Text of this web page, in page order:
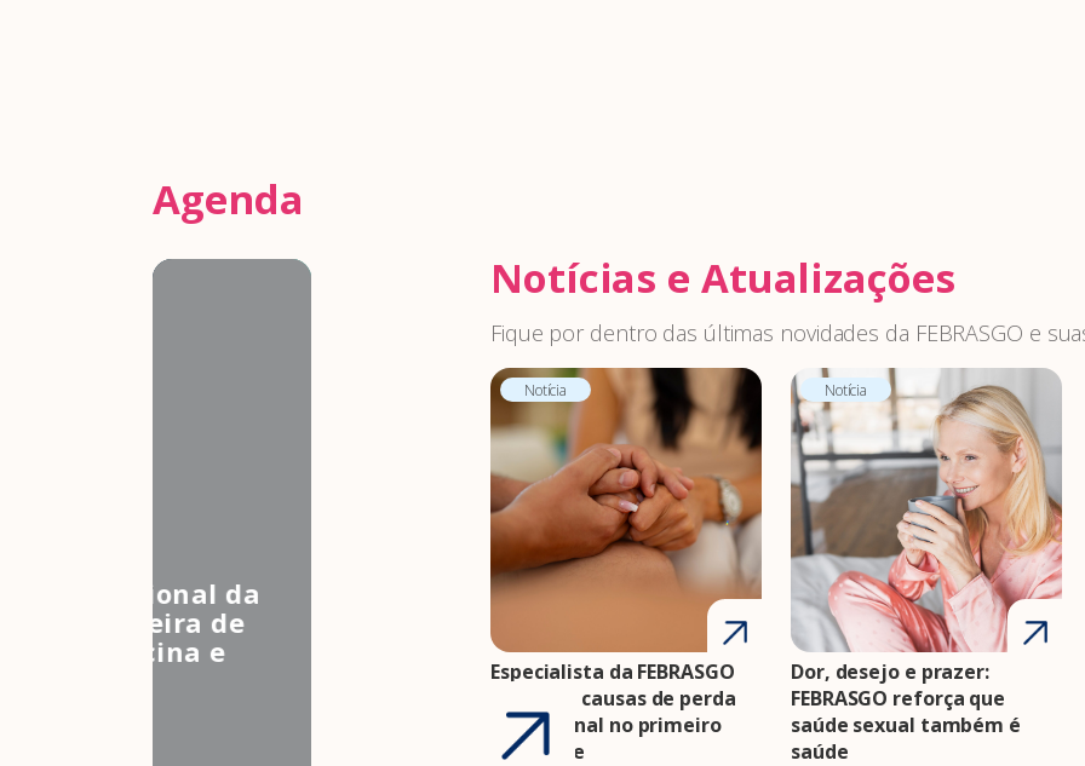
Agenda
3º Congresso Nacional da
Associação Brasileira de
Estudos em Medicina e
Notícias e Atualizações
Fique por dentro das últimas novidades da FEBRASGO e
Notícia
Especialista da FEBRASGO
comenta causas de perda
gestacional no primeiro
trimestre
Notícia
Dor, desejo e prazer:
FEBRASGO reforça que
saúde sexual também é
saúde